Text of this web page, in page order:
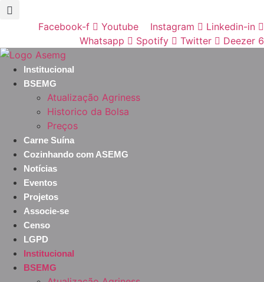
conteúdo
Facebook-f Youtube Instagram
Linkedin-in
Whatsapp
Spotify Twitter Deezer
Institucional
BSEMG
Atualização Agriness
Historico da Bolsa
Preços
Carne Suína
Cozinhando com ASEMG
Notícias
Eventos
Projetos
Associe-se
Censo
LGPD
Institucional
BSEMG